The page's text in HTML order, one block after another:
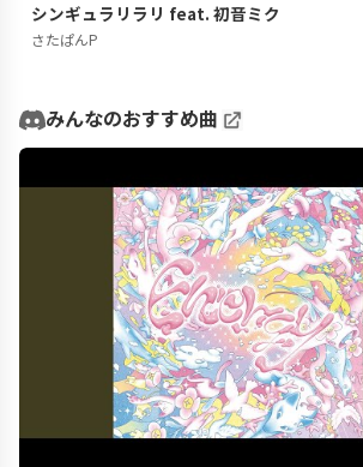
シンギュラリラリ feat. 初音ミク
さたぱんP
みんなのおすすめ曲